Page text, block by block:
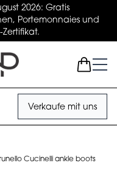
2026: Gratis
Portemonnaies und
Verkaufe mit uns
Cucinelli ankle boots